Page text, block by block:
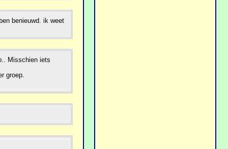
benieuwd. ik weet
Misschien iets
groep.